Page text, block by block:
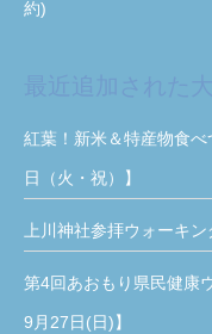
約)
紅葉！新米＆特産物食
日（火・祝）】
上川神社参拝ウォーキン
第4回あおもり県民健康
9月27日(日)】